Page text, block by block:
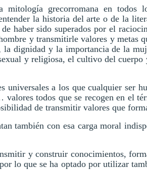
grecorromana en todos
la historia del arte o de la
haber sido superados por el
y transmitirle valores y metas
la dignidad y la importancia de la
y religiosa, el cultivo del cuerpo
universales a los que cualquier ser
todos que se recogen en el
de transmitir valores que
también con esa carga moral
y construir conocimientos,
lo que se ha optado por utilizar